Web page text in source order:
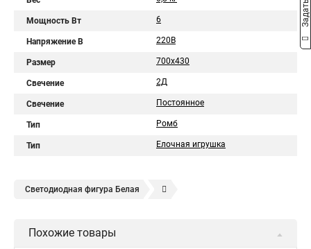
Мощность Вт 6
Напряжение В 220В
Размер 700х430
Свечение 2Д
Свечение Постоянное
Тип Ромб
Тип Елочная игрушка
Светодиодная фигура Белая
Светодиодные led фигуры Уличный фигуры светодиодные
Похожие товары